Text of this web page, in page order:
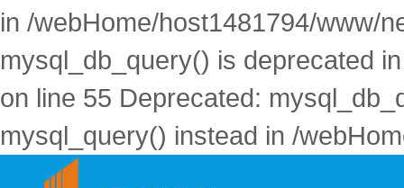
in /webHome/host1481794/www/
mysql_db_query() is deprecated
on line 55 Deprecated:
mysql_query() instead in /